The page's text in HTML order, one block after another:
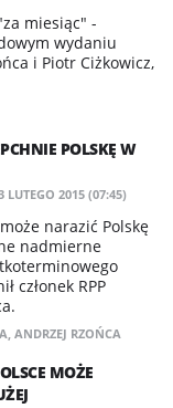
miesiąc" -
wydaniu
i Piotr Ciżkowicz,
POLSKĘ W
LUTEGO 2015 (07:45)
narazić Polskę
nadmierne
członek RPP
, ANDRZEJ RZOŃCA
MOŻE